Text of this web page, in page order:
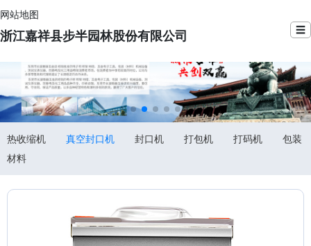
网站地图
浙江嘉祥县步半园林股份有限公司 ☰
热收缩机 真空封口机 封口机 打包机 打码机
包装
材料